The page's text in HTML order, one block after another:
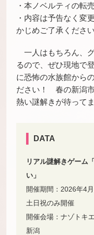
・本ノベルティの転
・内容は予告なく変
かじめご了承ください
一人はもちろん、
るので、ぜひ現地で
に恐怖の水族館から
ださい！ 春の新潟
熱い謎解きが待ってま
DATA
リアル謎解きゲーム
い」
開催期間：2026年4
土日祝のみ開催
開催会場：ナゾトキ
新潟